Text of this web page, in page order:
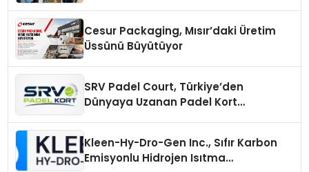
Cesur Packaging, Mısır’daki Üretim
Üssünü Büyütüyor
SRV Padel Court, Türkiye’den
Dünyaya Uzanan Padel Kort
Kleen-Hy-Dro-Gen Inc., Sıfır Karbon
Emisyonlu Hidrojen Isıtma